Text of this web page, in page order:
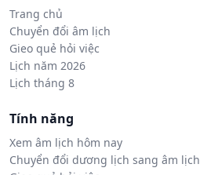
Trang chủ
Chuyển đổi âm lịch
Gieo quẻ hỏi việc
Lịch năm 2026
Lịch tháng 8
Tính năng
Xem âm lịch hôm nay
Chuyển đổi dương lịch sang âm lịch